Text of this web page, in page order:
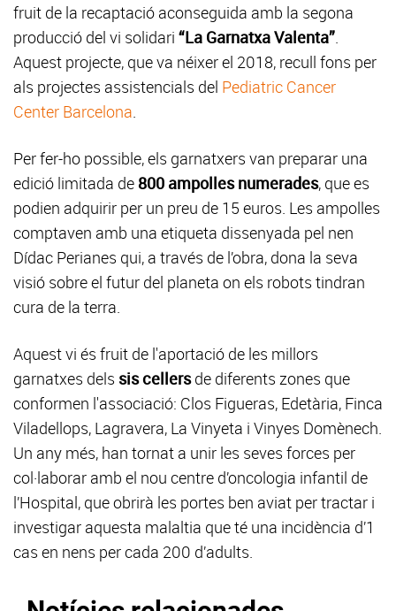
fruit de la recaptació aconseguida amb la segona
producció del vi solidari “La Garnatxa Valenta”.
Aquest projecte, que va néixer el 2018, recull fons per
als projectes assistencials del Pediatric Cancer
Center Barcelona.
Per fer-ho possible, els garnatxers van preparar una
edició limitada de 800 ampolles numerades, que es
podien adquirir per un preu de 15 euros. Les ampolles
comptaven amb una etiqueta dissenyada pel nen
Dídac Perianes qui, a través de l’obra, dona la seva
visió sobre el futur del planeta on els robots tindran
cura de la terra.
Aquest vi és fruit de l'aportació de les millors
garnatxes dels sis cellersde diferents zones que
conformen l'associació: Clos Figueras, Edetària, Finca
Viladellops, Lagravera, La Vinyeta i Vinyes Domènech.
Un any més, han tornat a unir les seves forces per
col·laborar amb el nou centre d’oncologia infantil de
l’Hospital, que obrirà les portes ben aviat per tractar i
investigar aquesta malaltia que té una incidència d’1
cas en nens per cada 200 d’adults.